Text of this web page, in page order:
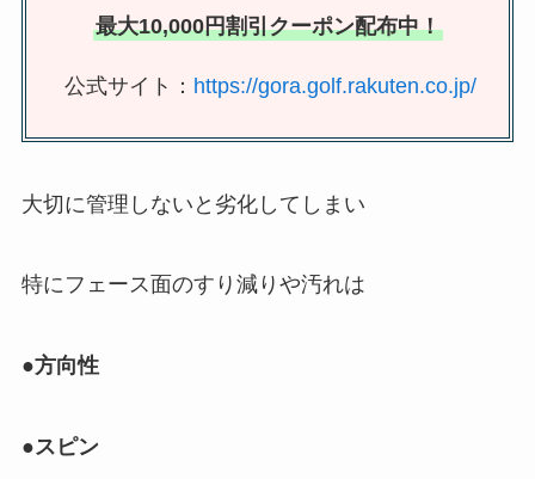
最大10,000円割引クーポン配布中！
公式サイト： https://gora.golf.rakuten.co.jp/
大切に管理しないと劣化してしまい
特にフェース面のすり減りや汚れは
●方向性
●スピン